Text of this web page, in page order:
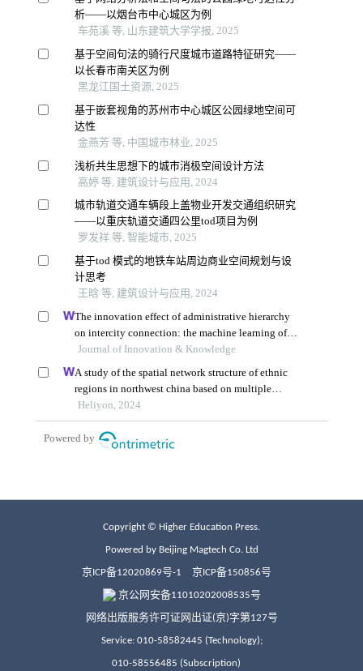
Copyright © Higher Education Press.
Powered by Beijing Magtech Co. Ltd
京ICP备12020869号-1 京ICP备150856号
京公网安备11010202008535号
网络出版服务许可证网出证(京)字第127号
Service: 010-58582445 (Technology);
010-58556485 (Subscription)